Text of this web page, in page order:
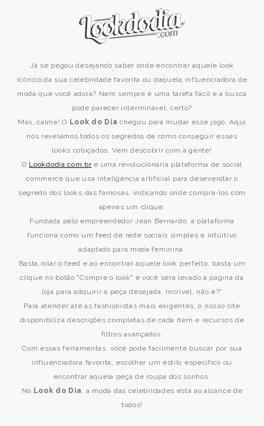
Já se pegou desejando saber onde encontrar aquele look
icônico da sua celebridade favorita ou daquela influenciadora de
moda que você adora? Nem sempre é uma tarefa fácil e a busca
pode parecer interminável, certo?
Mas, calma! O Look do Dia chegou para mudar esse jogo. Aqui
nós revelamos todos os segredos de como conseguir esses
looks cobiçados. Vem descobrir com a gente!
O Lookdodia.com.bré uma revolucionária plataforma de social
commerce que usa inteligência artificial para desevendar o
segredo dos looks das famosas, indicando onde comprá-los com
apenas um clique.
Fundada pelo empreendedor Jean Bernardo, a plataforma
funciona como um feed de rede sociais simples e intuitivo
adaptado para moda feminina.
Basta rolar o feed e ao encontrar aquele look perfeito, basta um
clique no botão "Compre o look" e você será levado à página da
loja para adquirir a peça desejada. Incrível, não é?"
Para atender até as fashionistas mais exigentes, o nosso site
disponibiliza descrições completas de cada item e recursos de
filtros avançados.
Com essas ferramentas, você pode facilmente buscar por sua
influenciadora favorita, escolher um estilo específico ou
encontrar aquela peça de roupa dos sonhos.
No Look do Dia , a moda das celebridades está ao alcance de
todos!